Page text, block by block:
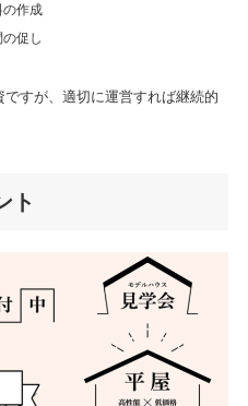
の作成
促し
すが、適切に運営すれば継続的
ト